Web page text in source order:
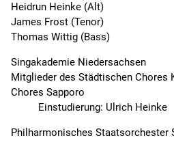
Heidrun Heinke (Alt)
James Frost (Tenor)
Thomas Wittig (Bass)
Singakademie Niedersachsen
Mitglieder des Städtischen Chores
Chores Sapporo
Einstudierung: Ulrich Heinke
Philharmonisches Staatsorchester